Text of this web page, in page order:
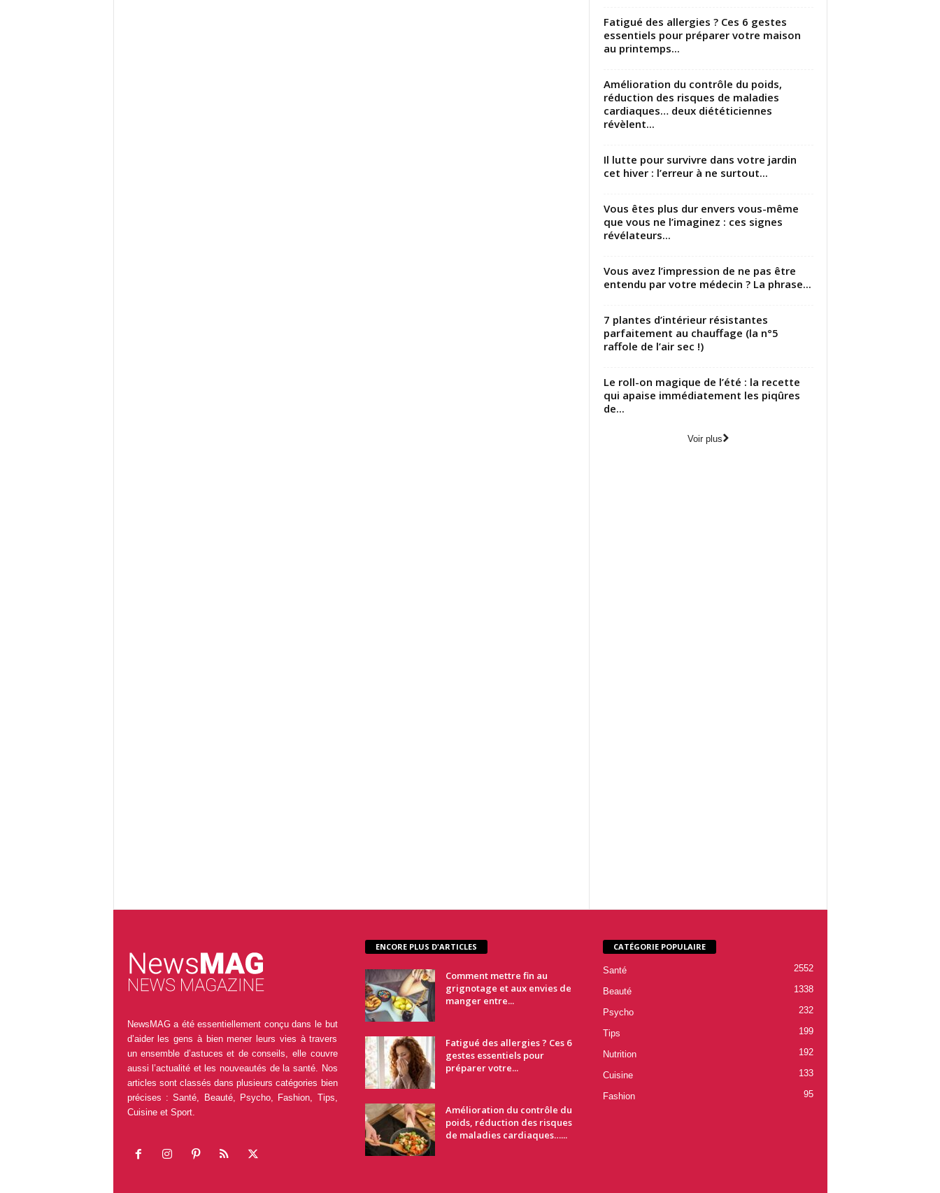
Fatigué des allergies ? Ces 6 gestes
essentiels pour préparer votre maison
au printemps...
Amélioration du contrôle du poids,
réduction des risques de maladies
cardiaques… deux diététiciennes
révèlent...
Il lutte pour survivre dans votre jardin
cet hiver : l’erreur à ne surtout...
Vous êtes plus dur envers vous-même
que vous ne l’imaginez : ces signes
révélateurs...
Vous avez l’impression de ne pas être
entendu par votre médecin ? La phrase...
7 plantes d’intérieur résistantes
parfaitement au chauffage (la n°5
raffole de l’air sec !)
Le roll-on magique de l’été : la recette
qui apaise immédiatement les piqûres
de...
Voir plus
NewsMAG a été essentiellement conçu dans le but
d’aider les gens à bien mener leurs vies à travers
un ensemble d’astuces et de conseils, elle couvre
aussi l’actualité et les nouveautés de la santé. Nos
articles sont classés dans plusieurs catégories bien
précises : Santé, Beauté, Psycho, Fashion, Tips,
Cuisine et Sport.
ENCORE PLUS D'ARTICLES
Comment mettre fin au
grignotage et aux envies de
manger entre...
Fatigué des allergies ? Ces 6
gestes essentiels pour
préparer votre...
Amélioration du contrôle du
poids, réduction des risques
de maladies cardiaques…...
CATÉGORIE POPULAIRE
Santé 2552
Beauté 1338
Psycho 232
Tips 199
Nutrition 192
Cuisine 133
Fashion 95